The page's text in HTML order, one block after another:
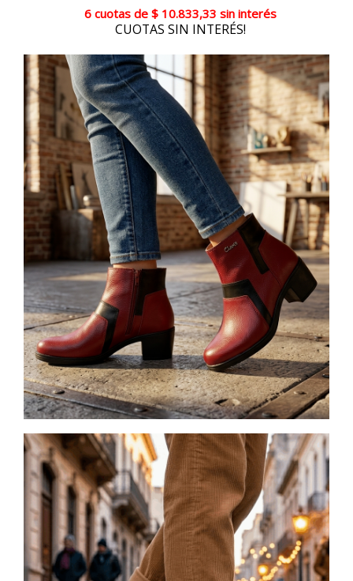
6 cuotas de $ 10.833,33 sin interés
CUOTAS SIN INTERÉS!